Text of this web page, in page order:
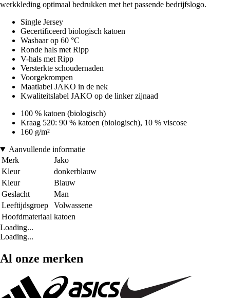
werkkleding optimaal bedrukken met het passende bedrijfslogo.
Single Jersey
Gecertificeerd biologisch katoen
Wasbaar op 60 °C
Ronde hals met Ripp
V-hals met Ripp
Versterkte schoudernaden
Voorgekrompen
Maatlabel JAKO in de nek
Kwaliteitslabel JAKO op de linker zijnaad
100 % katoen (biologisch)
Kraag 520: 90 % katoen (biologisch), 10 % viscose
160 g/m²
Aanvullende informatie
Merk
Jako
Kleur
donkerblauw
Kleur
Blauw
Geslacht
Man
Leeftijdsgroep
Volwassene
Hoofdmateriaal katoen
Loading...
Loading...
Al onze merken